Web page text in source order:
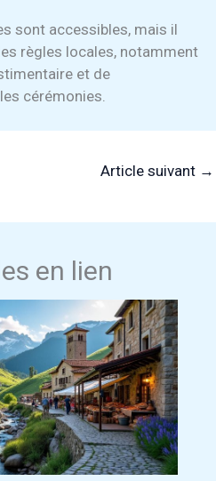
sont accessibles, mais il
règles locales, notamment
et de
cérémonies.
Article suivant →
en lien